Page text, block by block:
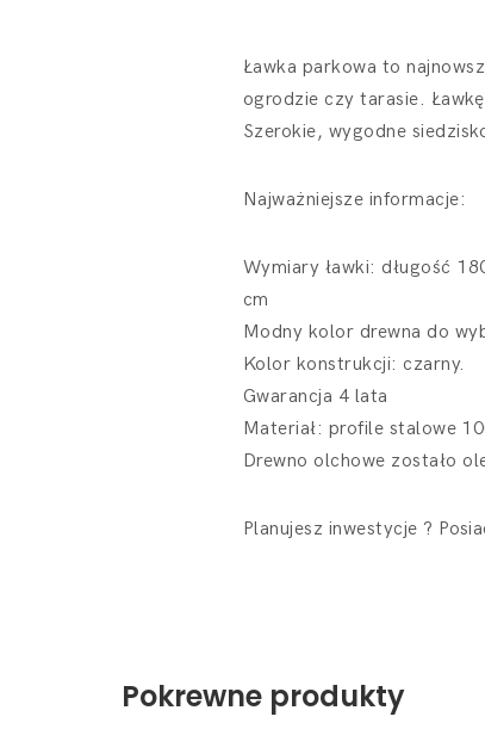
Ławka parkowa to
ogrodzie czy tarasie.
Szerokie, wygodne
Najważniejsze informacje:
Wymiary ławki: długość
cm
Modny kolor drewna do
Kolor konstrukcji: czarny.
Gwarancja 4 lata
Materiał: profile stalowe
Drewno olchowe zostało
Planujesz inwestycje ?
Pokrewne produkty